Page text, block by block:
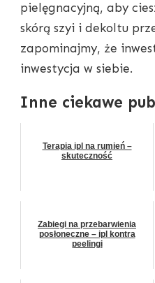
pielęgnacyjną, aby
skórą szyi i dekoltu
zapominajmy, że
inwestycja w siebie.
Inne ciekawe
Terapia ipl na rumień –
skuteczność
Zabiegi na przebarwienia
posłoneczne – ipl kontra
peelingi